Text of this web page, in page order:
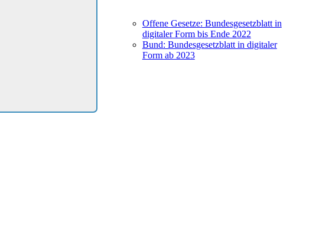
Offene Gesetze: Bundesgesetzblatt in
digitaler Form bis Ende 2022
Bund: Bundesgesetzblatt in digitaler
Form ab 2023